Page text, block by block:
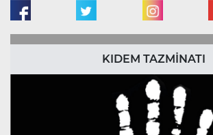
KIDEM TAZMİNATI